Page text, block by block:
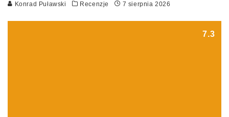
Konrad Puławski Recenzje 7 sierpnia 2026
7.3